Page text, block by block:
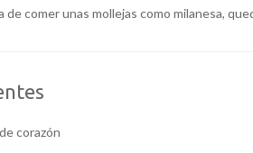
de comer unas mollejas como milanesa,
corazón